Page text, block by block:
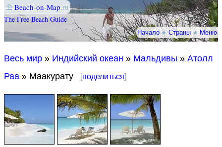
⛱ Beach-on-Map.ru
The Free Beach Guide
Начало★Страны★Меню
Весь мир » Индийский океан » Мальдивы » Атолл
Раа » Маакурату [поделиться]